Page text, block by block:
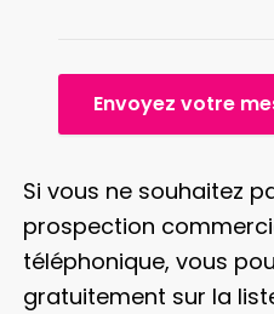
Envoyez votre
Si vous ne souhaitez
prospection
téléphonique, vous
gratuitement sur la